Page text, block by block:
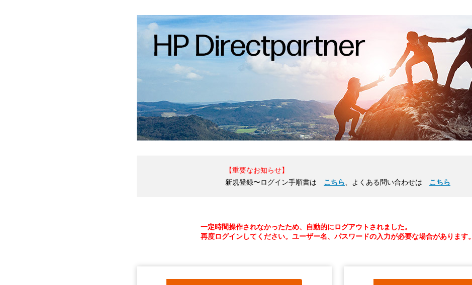
【重要なお知らせ】
新規登録〜ログイン手順書は こちら、よくある問い合わせは こちら
一定時間操作されなかったため、自動的にログアウトされました。
再度ログインしてください。ユーザー名、パスワードの入力が必要な場合があります。